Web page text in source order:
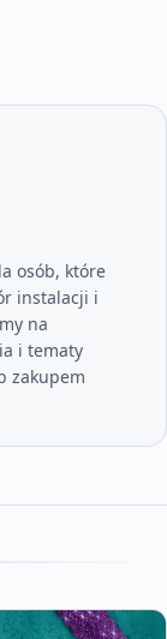
osób, które
instalacji i
na
i tematy
zakupem